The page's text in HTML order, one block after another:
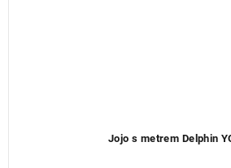
Jojo s metrem Delphin